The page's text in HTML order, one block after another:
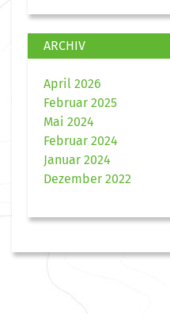
ARCHIV
April 2026
Februar 2025
Mai 2024
Februar 2024
Januar 2024
Dezember 2022